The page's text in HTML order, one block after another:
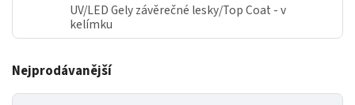
UV/LED Gely závěrečné lesky/Top Coat - v
kelímku
Nejprodávanější